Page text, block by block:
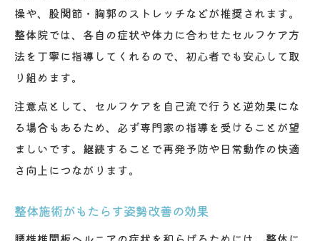
操や、股関節・胸郭のストレッチなどが推奨されます。
整体院では、各自の症状や体力に合わせたセルフケア方
法を丁寧に指導してくれるので、初心者でも安心して取
り組めます。
注意点として、セルフケアを自己流で行うと逆効果にな
る場合もあるため、必ず専門家の指導を受けることが望
ましいです。継続することで再発予防や日常動作の快適
さ向上につながります。
整体施術がもたらす姿勢改善の効果
腰椎椎間板ヘルニアの症状を和らげるためには、整体に